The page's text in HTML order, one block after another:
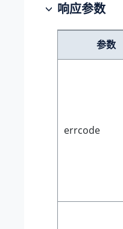
响应参数
参数
errcode